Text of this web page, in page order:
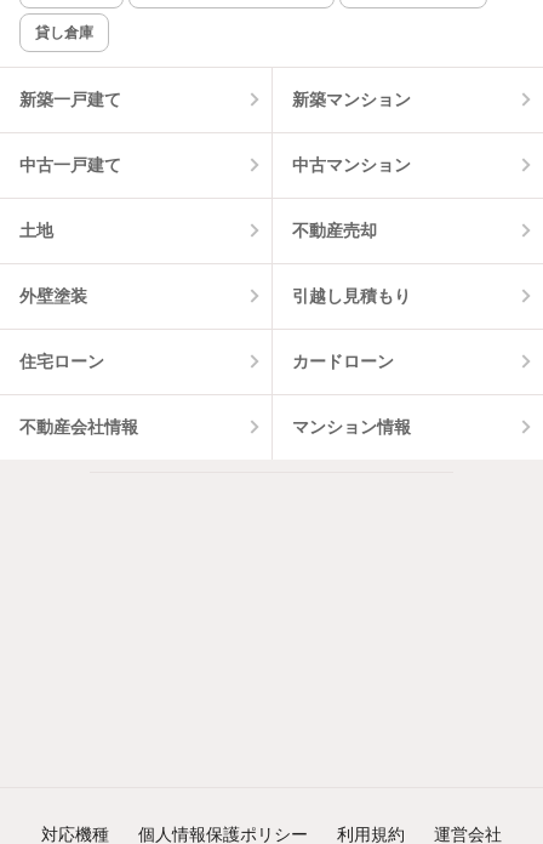
該当件数:
1件
貸し倉庫
新築一戸建て 新築マンション
中古一戸建て 中古マンション
土地 不動産売却
外壁塗装 引越し見積もり
住宅ローン カードローン
不動産会社情報 マンション情報
対応機種 個人情報保護ポリシー 利用規約 運営会社